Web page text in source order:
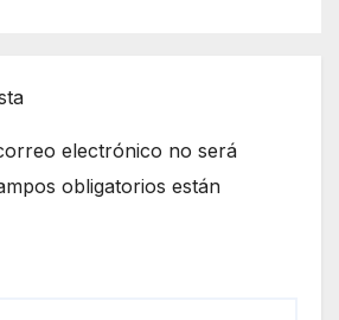
electrónico no será
obligatorios están